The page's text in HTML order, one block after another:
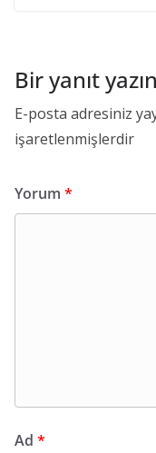
Bir yanıt yazın
E-posta adresiniz
işaretlenmişlerdir
Yorum *
Ad *